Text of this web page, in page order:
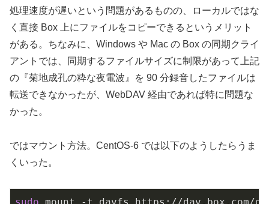
処理速度が遅いという問題があるものの、ローカルではな
く直接 Box 上にファイルをコピーできるというメリット
がある。ちなみに、Windows や Mac の Box の同期クライ
アントでは、同期するファイルサイズに制限があって上記
の『菊地成孔の粋な夜電波』を 90 分録音したファイルは
転送できなかったが、WebDAV 経由であれば特に問題な
かった。
ではマウント方法。CentOS-6 では以下のようしたらうま
くいった。